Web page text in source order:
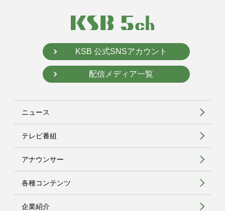
KSB 公式SNSアカウント
配信メディア一覧
ニュース
テレビ番組
アナウンサー
各種コンテンツ
企業紹介